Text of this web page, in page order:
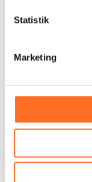
Statistik
Marketing
Malet af King,
✓ Originalt maleri
✓ Lærred med